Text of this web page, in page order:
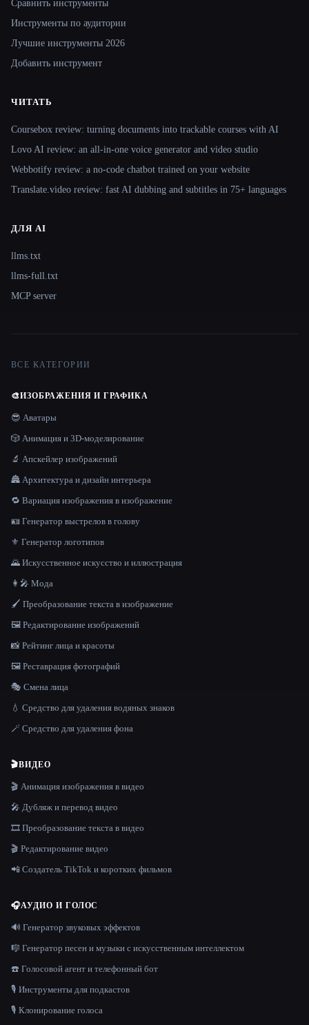
Сравнить инструменты
Инструменты по аудитории
Лучшие инструменты 2026
Добавить инструмент
ЧИТАТЬ
Coursebox review: turning documents into trackable courses with AI
Lovo AI review: an all-in-one voice generator and video studio
Webbotify review: a no-code chatbot trained on your website
Translate.video review: fast AI dubbing and subtitles in 75+ languages
ДЛЯ AI
llms.txt
llms-full.txt
MCP server
ВСЕ КАТЕГОРИИ
🎨ИЗОБРАЖЕНИЯ И ГРАФИКА
😎 Аватары
🎲 Анимация и 3D-моделирование
🔬 Апскейлер изображений
🏯 Архитектура и дизайн интерьера
🔁 Вариация изображения в изображение
🪪 Генератор выстрелов в голову
⚜️ Генератор логотипов
🌄 Искусственное искусство и иллюстрация
👩‍🎤 Мода
🖌️ Преобразование текста в изображение
🖼️ Редактирование изображений
📸 Рейтинг лица и красоты
🖼️ Реставрация фотографий
🎭 Смена лица
💧 Средство для удаления водяных знаков
🪄 Средство для удаления фона
🎬ВИДЕО
🎬 Анимация изображения в видео
🎤 Дубляж и перевод видео
🎞️ Преобразование текста в видео
🎬 Редактирование видео
📲 Создатель TikTok и коротких фильмов
🎧АУДИО И ГОЛОС
🔊 Генератор звуковых эффектов
🎼 Генератор песен и музыки с искусственным интеллектом
☎️ Голосовой агент и телефонный бот
🎙️ Инструменты для подкастов
🎙️ Клонирование голоса